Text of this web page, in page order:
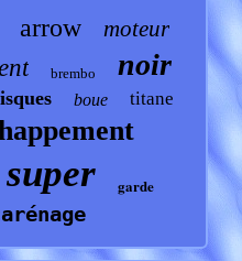
arrow moteur
brembo noir
boue titane
super garde